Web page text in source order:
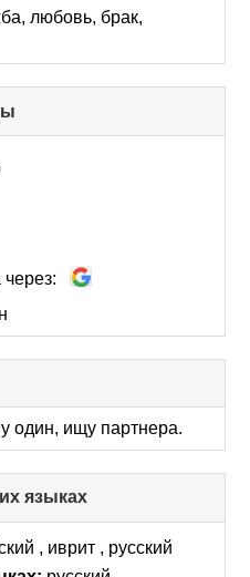
любовь, брак,
to
один, ищу партнера.
языках
to
collapse
contents
, иврит , русский